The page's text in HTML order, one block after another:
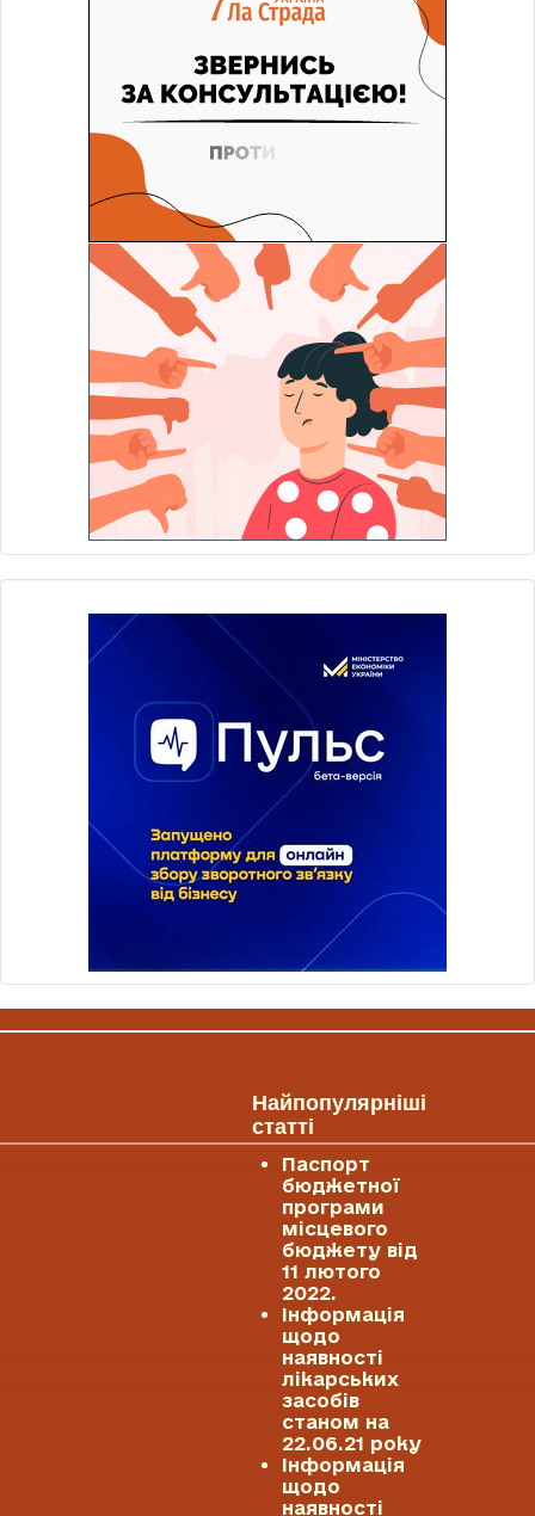
Найпопулярніші
статті
Паспорт
бюджетної
програми
місцевого
бюджету від
11 лютого
2022.
Інформація
щодо
наявності
лікарських
засобів
станом на
22.06.21 року
Інформація
щодо
наявності